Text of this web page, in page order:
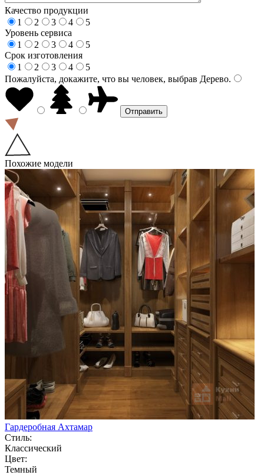
Качество продукции
1
2 3 4
5
Уровень сервиса
1
2 3 4
5
Срок изготовления
1
2 3 4
5
Пожалуйста, докажите, что вы человек, выбрав Дерево.
Похожие модели
Гардеробная Ахтамар
Стиль:
Классический
Цвет:
Темный